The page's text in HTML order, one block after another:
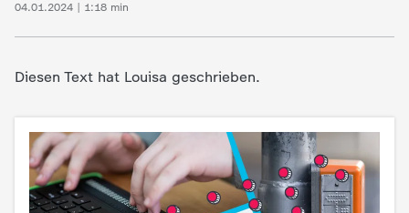
04.01.2024 | 1:18 min
Diesen Text hat Louisa geschrieben.